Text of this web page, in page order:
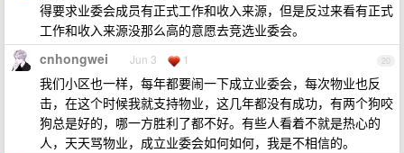
得要求业委会成员有正式工作和收入来源，但是反过来看有正式
工作和收入来源没那么高的意愿去竞选业委会。
20
cnhongwei Jun 3 1
我们小区也一样，每年都要闹一下成立业委会，每次物业也反
击，在这个时候我就支持物业，这几年都没有成功，有两个狗咬
狗总是好的，哪一方胜利了都不好。有些人看着不就是热心的
人，天天骂物业，成立业委会如何如何，我是不相信的。